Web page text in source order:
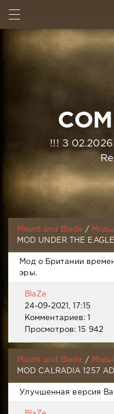
!!! З
Mount and Blade /
Моды
MOD UNDER THE EAGLE
Мод о Британии
эры.
BlaZe
24-09-2021, 17:15
Комментариев: 1
Просмотров: 15 942
Mount and Blade /
Моды
MOD CALRADIA 1257 AD
Улучшенная версия